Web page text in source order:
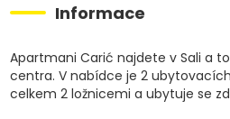
Informace
Apartmani Carić najdete v Sali a
centra. V nabídce je 2
celkem 2 ložnicemi a ubytuje se